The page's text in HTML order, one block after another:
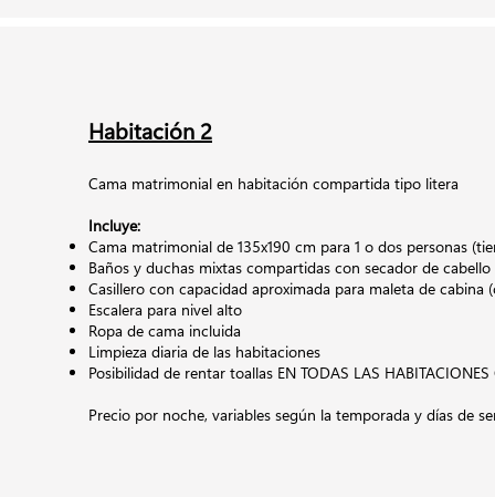
Habitación 2
Cama matrimonial en habitación compartida tipo litera
Incluye:
Cama matrimonial de 135x190 cm para 1 o dos personas
Baños y duchas mixtas compartidas con secador de cabello
Casillero con capacidad aproximada para maleta de cabina
Escalera para nivel alto
Ropa de cama incluida
Limpieza diaria de las habitaciones
Posibilidad de rentar toallas EN TODAS LAS HABITACIONES
Precio por noche, variables según la temporada y días de